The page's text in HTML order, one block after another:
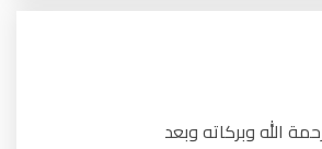
الله وبركاته وبعد